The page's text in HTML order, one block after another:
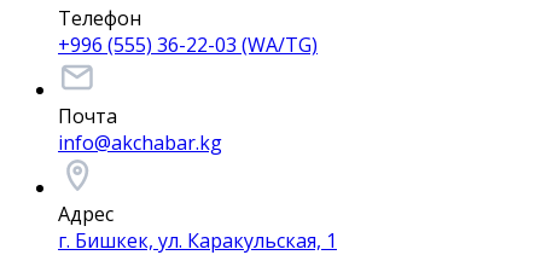
Телефон
+996 (555) 36-22-03 (WA/TG)
Почта
info@akchabar.kg
Адрес
г. Бишкек, ул. Каракульская, 1